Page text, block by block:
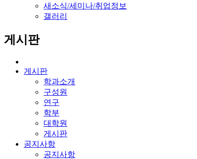
새소식/세미나/취업정보
갤러리
게시판
게시판
학과소개
구성원
연구
학부
대학원
게시판
공지사항
공지사항